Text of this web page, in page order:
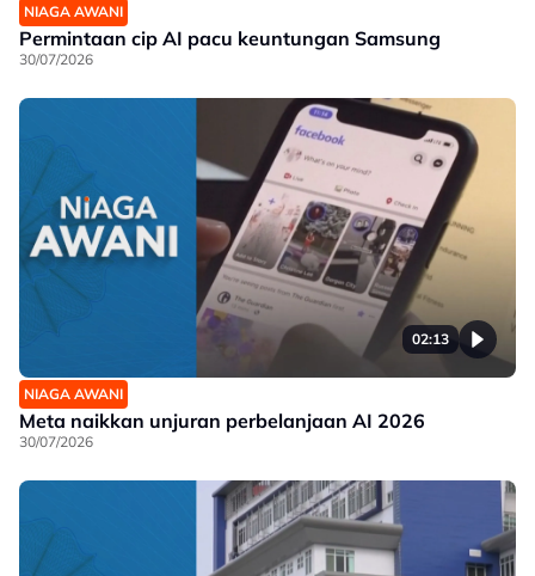
NIAGA AWANI
Permintaan cip AI pacu keuntungan Samsung
30/07/2026
02:13
NIAGA AWANI
Meta naikkan unjuran perbelanjaan AI 2026
30/07/2026